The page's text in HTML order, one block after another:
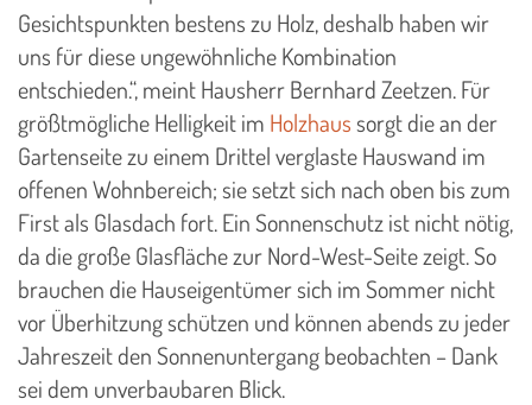
Gesichtspunkten bestens zu Holz, deshalb haben wir
uns für diese ungewöhnliche Kombination
entschieden.“, meint Hausherr Bernhard Zeetzen. Für
größtmögliche Helligkeit im Holzhaussorgt die an der
Gartenseite zu einem Drittel verglaste Hauswand im
offenen Wohnbereich; sie setzt sich nach oben bis zum
First als Glasdach fort. Ein Sonnenschutz ist nicht nötig,
da die große Glasfläche zur Nord-West-Seite zeigt. So
brauchen die Hauseigentümer sich im Sommer nicht
vor Überhitzung schützen und können abends zu jeder
Jahreszeit den Sonnenuntergang beobachten – Dank
sei dem unverbaubaren Blick.